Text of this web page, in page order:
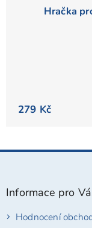
Hračka
279 Kč
Z
Informace pro
Hodnocení